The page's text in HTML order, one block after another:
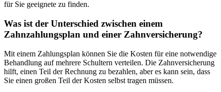
für Sie geeignete zu finden.
Was ist der Unterschied zwischen einem
Zahnzahlungsplan und einer Zahnversicherung?
Mit einem Zahlungsplan können Sie die Kosten für eine notwendige
Behandlung auf mehrere Schultern verteilen. Die Zahnversicherung
hilft, einen Teil der Rechnung zu bezahlen, aber es kann sein, dass
Sie einen großen Teil der Kosten selbst tragen müssen.